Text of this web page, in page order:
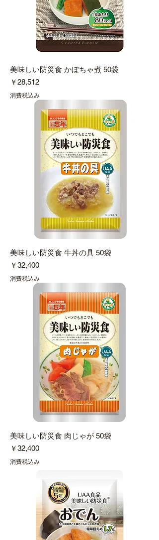
美味しい防災食 かぼちゃ煮 50袋
価格
￥28,512
消費税込み
美味しい防災食 牛丼の具 50袋
価格
￥32,400
消費税込み
美味しい防災食 肉じゃが 50袋
価格
￥32,400
消費税込み